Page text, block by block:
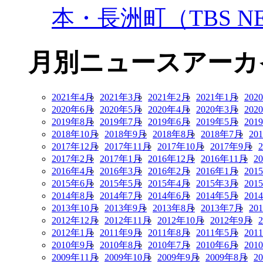
本・長洲町（TBS
月別ニュースアー
2021年4月 2021年3月 2021年2月 2021年1月
2020年6月
2020年5月 2020年4月 2020年3月
2019年8月
2019年7月 2019年6月 2019年5月
2018年10月
2018年9月 2018年8月 2018年7月
2017年12月
2017年11月 2017年10月 2017年9月
2017年2月
2017年1月 2016年12月 2016年11月
2016年4月
2016年3月 2016年2月 2016年1月
2015年6月
2015年5月 2015年4月 2015年3月
2014年8月
2014年7月 2014年6月 2014年5月
2013年10月
2013年9月 2013年8月 2013年7月
2012年12月
2012年11月 2012年10月 2012年9月
2012年1月
2011年9月 2011年8月 2011年5月
2010年9月
2010年8月 2010年7月 2010年6月
2009年11月
2009年10月 2009年9月 2009年8月